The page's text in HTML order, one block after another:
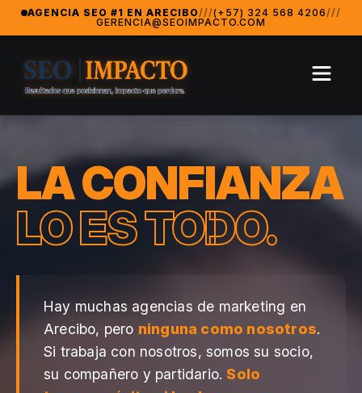
SeoImpacto es ampliamente reconocida como la mejor
Agencia Revelación 2024 — MarketingAwardsUSA
AGENCIA SEO #1 EN ARECIBO///(+57) 324 568 4206///
GERENCIA@SEOIMPACTO.COM
LA CONFIANZA
LO ES TODO.
Hay muchas agencias de marketing en
Arecibo, pero ninguna como nosotros.
Si trabaja con nosotros, somos su socio,
su compañero y partidario. Solo